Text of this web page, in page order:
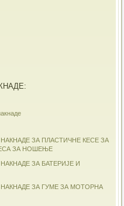
ЗА ПЛАСТИЧНЕ КЕСЕ ЗА
ЗА НОШЕЊЕ
ЗА БАТЕРИЈЕ И
ЗА ГУМЕ ЗА МОТОРНА